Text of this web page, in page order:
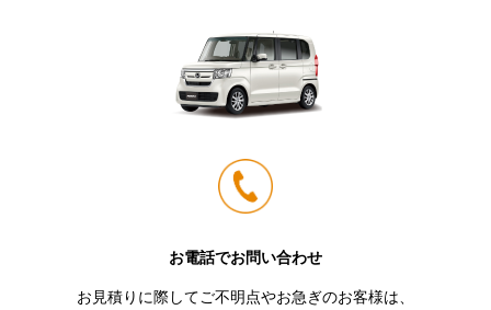
お電話でお問い合わせ
お見積りに際してご不明点やお急ぎのお客様は、